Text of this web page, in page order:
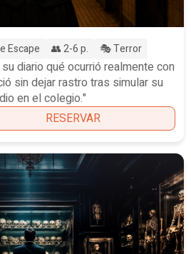
Escape 👥 2-6 p. 🎭 Terror
diario qué ocurrió realmente con
sin dejar rastro tras simular su
en el colegio."
RESERVAR